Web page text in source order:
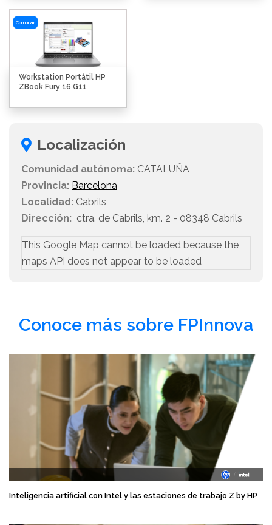
Comprar
Workstation Portátil HP
ZBook Fury 16 G11
Localización
Comunidad autónoma: CATALUÑA
Provincia: Barcelona
Localidad: Cabrils
Dirección: ctra. de Cabrils, km. 2 - 08348 Cabrils
This Google Map cannot be loaded because the
maps API does not appear to be loaded
Conoce más sobre FPInnova
Inteligencia artificial con Intel y las estaciones de trabajo Z by HP